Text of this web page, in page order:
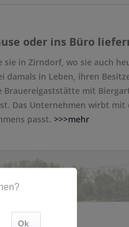
oder ins Büro
in Zirndorf, wo sie auch
in Leben, ihren
mit
Das Unternehmen wirbt mit
passt. >>>mehr
wird.